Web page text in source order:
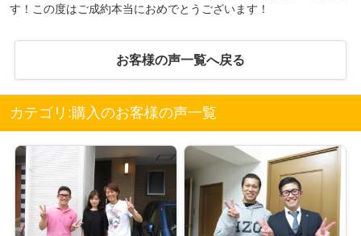
す！この度はご成約本当におめでとうございます！
お客様の声一覧へ戻る
カテゴリ:購入のお客様の声一覧